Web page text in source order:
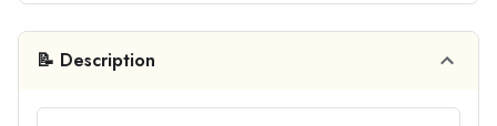
📝 Description